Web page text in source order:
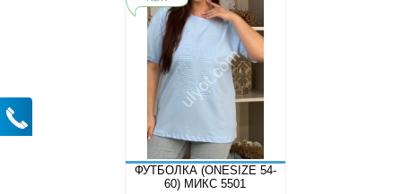
ФУТБОЛКА (ONESIZE 54-
60) МИКС 5501